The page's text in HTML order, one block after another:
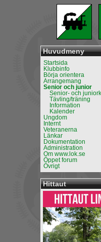
Huvudmeny
Startsida
Klubbinfo
Börja orientera
Arrangemang
Senior och junior
Senior- och
Tävling/träning
Information
Kalender
Ungdom
Internt
Veteranerna
Länkar
Dokumentation
Administration
Om www.lok.se
Öppet forum
Övrigt
Hittaut